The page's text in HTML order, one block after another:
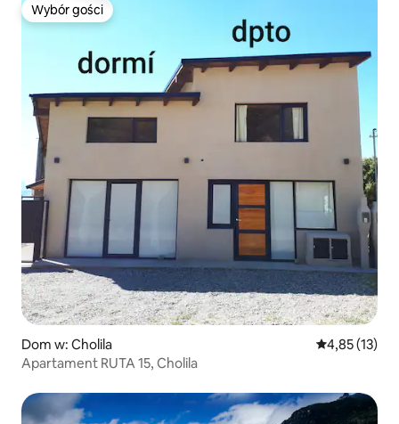
Wybór gości
Wybór gości
Dom w: Cholila Średnia
4,85 (13)
Apartament RUTA 15, Cholila